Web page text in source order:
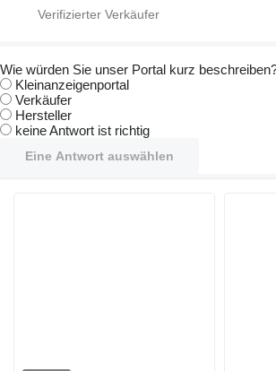
Wie würden Sie unser Portal kurz
Kleinanzeigenportal
Verkäufer
Hersteller
keine Antwort ist richtig
Eine Antwort auswählen